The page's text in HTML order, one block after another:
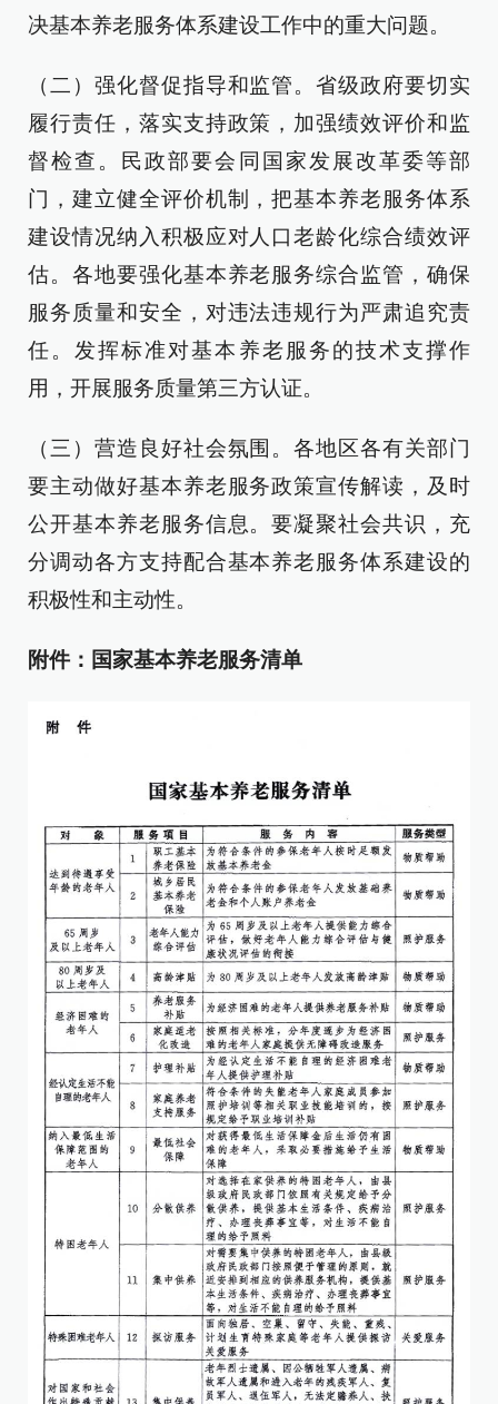
决基本养老服务体系建设工作中的重大问题。
（二）强化督促指导和监管。省级政府要切实
履行责任，落实支持政策，加强绩效评价和监
督检查。民政部要会同国家发展改革委等部
门，建立健全评价机制，把基本养老服务体系
建设情况纳入积极应对人口老龄化综合绩效评
估。各地要强化基本养老服务综合监管，确保
服务质量和安全，对违法违规行为严肃追究责
任。发挥标准对基本养老服务的技术支撑作
用，开展服务质量第三方认证。
（三）营造良好社会氛围。各地区各有关部门
要主动做好基本养老服务政策宣传解读，及时
公开基本养老服务信息。要凝聚社会共识，充
分调动各方支持配合基本养老服务体系建设的
积极性和主动性。
附件：国家基本养老服务清单